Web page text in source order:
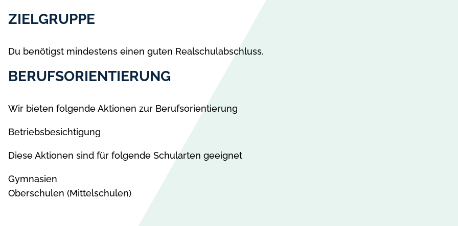
ZIELGRUPPE
Du benötigst mindestens einen guten Realschulabschluss.
BERUFSORIENTIERUNG
Wir bieten folgende Aktionen zur Berufsorientierung
Betriebsbesichtigung
Diese Aktionen sind für folgende Schularten geeignet
Gymnasien
Oberschulen (Mittelschulen)